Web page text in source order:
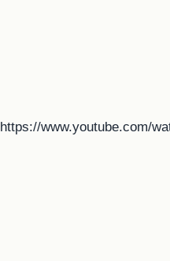
https://www.youtube.com/